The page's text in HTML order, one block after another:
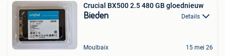
Crucial BX500 2.5 480 GB gloednieuw
Bieden Details
Moulbaix 15 mei 26